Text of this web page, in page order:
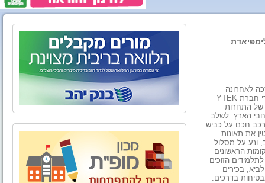
לאחרונה
באולימפיאדת הרובוטיקה הארצית של הטכניון. התחרות נערכת על ידי חברת YTEK
של התחרות
ביניים ברחבי הארץ. לשלב
"רכב חכם על כביש
את תאונות
ונע על מסלול
הראשונים
הזוכים
בכירים
בדרכים.